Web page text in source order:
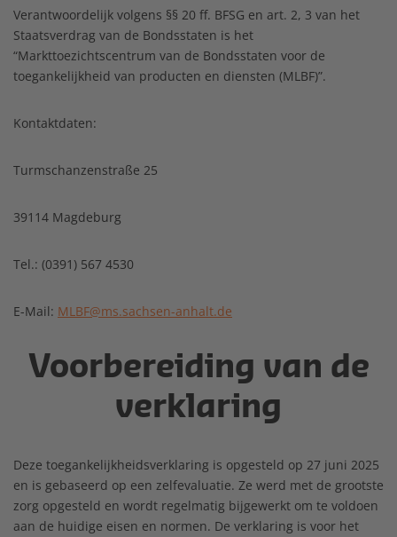
Verantwoordelijk volgens §§ 20 ff. BFSG en art. 2, 3 van het
Staatsverdrag van de Bondsstaten is het
“Markttoezichtscentrum van de Bondsstaten voor de
toegankelijkheid van producten en diensten (MLBF)”.
Kontaktdaten:
Turmschanzenstraße 25
39114 Magdeburg
Tel.: (0391) 567 4530
E-Mail: MLBF@ms.sachsen-anhalt.de
Voorbereiding van de
verklaring
Deze toegankelijkheidsverklaring is opgesteld op 27 juni 2025
en is gebaseerd op een zelfevaluatie. Ze werd met de grootste
zorg opgesteld en wordt regelmatig bijgewerkt om te voldoen
aan de huidige eisen en normen. De verklaring is voor het